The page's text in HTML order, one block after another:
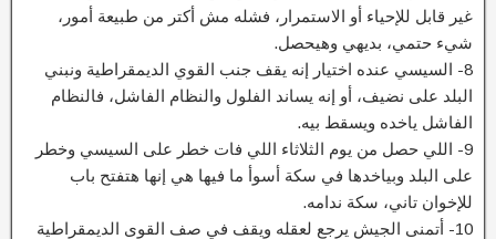
غير قابل للإحياء أو الاستمرار، فشله مش أكتر من طبيعة أمور،
شيء حتمي، بديهي وهيحصل.
8- السيسي عنده اختيار إنه يقف جنب القوي الديمقراطية ونبني
البلد على نضيف، أو إنه يساند الفلول والنظام الفاشل، فالنظام
الفاشل ياخده ويسقط بيه.
9- اللي حصل من يوم الثلاثاء اللي فات خطر على السيسي وخطر
على البلد وبياخدها في سكة أسوأ ما فيها هي إنها هتفتح باب
للإخوان تاني، سكة ندامه.
10- أتمنى الجيش يرجع لعقله ويقف في صف القوى الديمقراطية